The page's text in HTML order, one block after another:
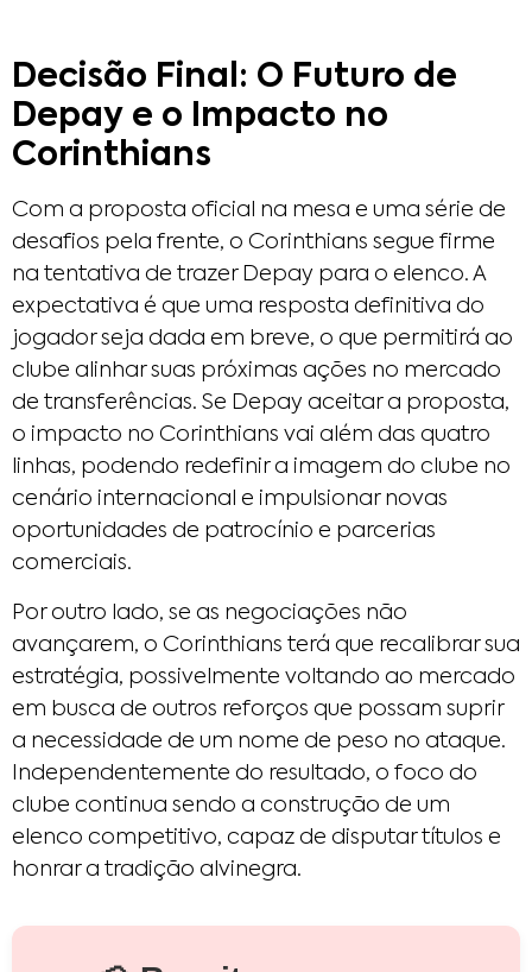
Decisão Final: O Futuro de
Depay e o Impacto no
Corinthians
Com a proposta oficial na mesa e uma série de
desafios pela frente, o Corinthians segue firme
na tentativa de trazer Depay para o elenco. A
expectativa é que uma resposta definitiva do
jogador seja dada em breve, o que permitirá ao
clube alinhar suas próximas ações no mercado
de transferências. Se Depay aceitar a proposta,
o impacto no Corinthians vai além das quatro
linhas, podendo redefinir a imagem do clube no
cenário internacional e impulsionar novas
oportunidades de patrocínio e parcerias
comerciais.
Por outro lado, se as negociações não
avançarem, o Corinthians terá que recalibrar sua
estratégia, possivelmente voltando ao mercado
em busca de outros reforços que possam suprir
a necessidade de um nome de peso no ataque.
Independentemente do resultado, o foco do
clube continua sendo a construção de um
elenco competitivo, capaz de disputar títulos e
honrar a tradição alvinegra.